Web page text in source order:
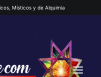
Místicos y de Alquimia